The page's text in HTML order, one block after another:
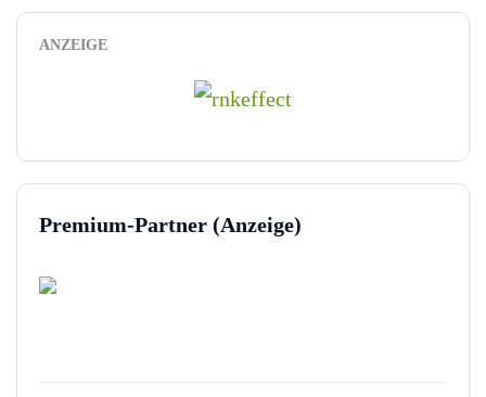
ANZEIGE
Premium-Partner (Anzeige)